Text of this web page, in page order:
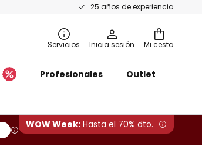
25 años de experiencia
Mi cesta
Servicios Inicia sesión
Profesionales Outlet
WOW Week: Hasta el 70% dto.